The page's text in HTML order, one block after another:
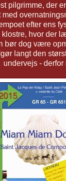
pilgrimme, der
efter ens
hvor der
bør dog være
langt den
- derfor